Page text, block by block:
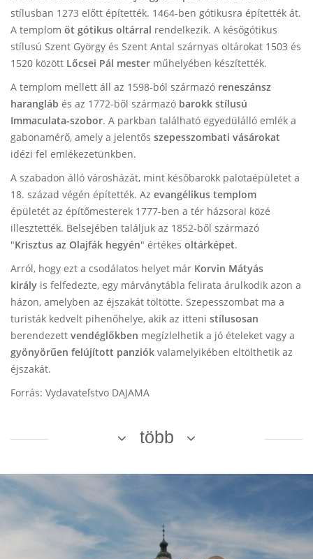
stílusban 1273 előtt építették. 1464-ben gótikusra építették át.
A templom öt gótikus oltárral rendelkezik. A későgótikus
stílusú Szent György és Szent Antal szárnyas oltárokat 1503 és
1520 között Lőcsei Pál mester műhelyében készítették.
A templom mellett áll az 1598-ból származó reneszánsz
harangláb és az 1772-ből származó barokk stílusú
Immaculata-szobor. A parkban található egyedülálló emlék a
gabonamérő, amely a jelentős szepesszombati vásárokat
idézi fel emlékezetünkben.
A szabadon álló városházát, mint későbarokk palotaépületet a
18. század végén építették. Az evangélikus templom
épületét az építőmesterek 1777-ben a tér házsorai közé
illesztették. Belsejében találjuk az 1852-ből származó
"Krisztus az Olajfák hegyén" értékes oltárképet.
Arról, hogy ezt a csodálatos helyet már Korvin Mátyás
király is felfedezte, egy márványtábla felirata árulkodik azon a
házon, amelyben az éjszakát töltötte. Szepesszombat ma a
turisták kedvelt pihenőhelye, akik az itteni stílusosan
berendezett vendéglőkben megízlelhetik a jó ételeket vagy a
gyönyörűen felújított panziók valamelyikében eltölthetik az
éjszakát.
Forrás: Vydavateľstvo DAJAMA
több